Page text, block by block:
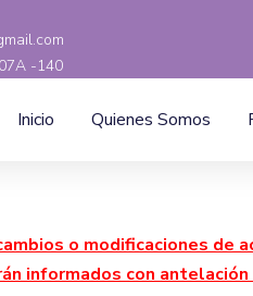
-140
Inicio Quienes Somos
o modificaciones de
informados con